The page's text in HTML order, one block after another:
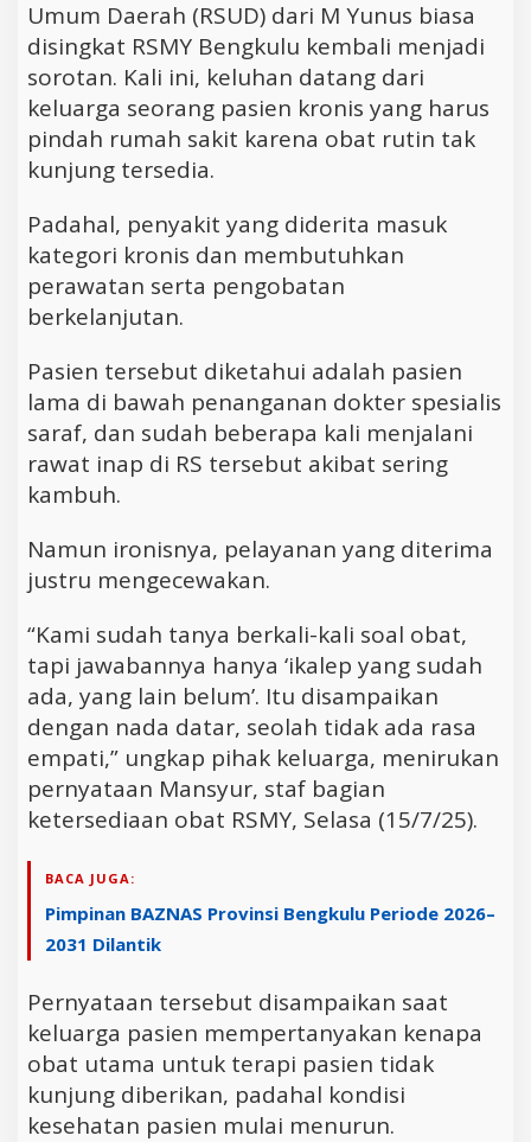
Umum Daerah (RSUD) dari M Yunus biasa
disingkat RSMY Bengkulu kembali menjadi
sorotan. Kali ini, keluhan datang dari
keluarga seorang pasien kronis yang harus
pindah rumah sakit karena obat rutin tak
kunjung tersedia.
Padahal, penyakit yang diderita masuk
kategori kronis dan membutuhkan
perawatan serta pengobatan
berkelanjutan.
Pasien tersebut diketahui adalah pasien
lama di bawah penanganan dokter spesialis
saraf, dan sudah beberapa kali menjalani
rawat inap di RS tersebut akibat sering
kambuh.
Namun ironisnya, pelayanan yang diterima
justru mengecewakan.
“Kami sudah tanya berkali-kali soal obat,
tapi jawabannya hanya ‘ikalep yang sudah
ada, yang lain belum’. Itu disampaikan
dengan nada datar, seolah tidak ada rasa
empati,” ungkap pihak keluarga, menirukan
pernyataan Mansyur, staf bagian
ketersediaan obat RSMY, Selasa (15/7/25).
BACA JUGA:
Pimpinan BAZNAS Provinsi Bengkulu Periode 2026–
2031 Dilantik
Pernyataan tersebut disampaikan saat
keluarga pasien mempertanyakan kenapa
obat utama untuk terapi pasien tidak
kunjung diberikan, padahal kondisi
kesehatan pasien mulai menurun.